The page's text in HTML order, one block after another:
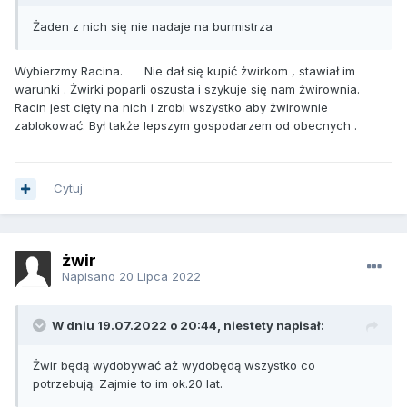
Żaden z nich się nie nadaje na burmistrza
Wybierzmy Racina. Nie dał się kupić żwirkom , stawiał im
warunki . Żwirki poparli oszusta i szykuje się nam żwirownia.
Racin jest cięty na nich i zrobi wszystko aby żwirownie
zablokować. Był także lepszym gospodarzem od obecnych .
Cytuj
żwir
Napisano 20 Lipca 2022
W dniu 19.07.2022 o 20:44, niestety napisał:
Żwir będą wydobywać aż wydobędą wszystko co
potrzebują. Zajmie to im ok.20 lat.